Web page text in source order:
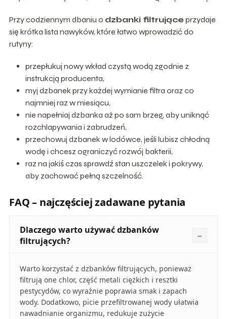
Przy codziennym dbaniu o dzbanki filtrujące przydaje
się krótka lista nawyków, które łatwo wprowadzić do
rutyny:
przepłukuj nowy wkład czystą wodą zgodnie z
instrukcją producenta,
myj dzbanek przy każdej wymianie filtra oraz co
najmniej raz w miesiącu,
nie napełniaj dzbanka aż po sam brzeg, aby uniknąć
rozchlapywania i zabrudzeń,
przechowuj dzbanek w lodówce, jeśli lubisz chłodną
wodę i chcesz ograniczyć rozwój bakterii,
raz na jakiś czas sprawdź stan uszczelek i pokrywy,
aby zachować pełną szczelność.
FAQ – najczęściej zadawane pytania
Dlaczego warto używać dzbanków
filtrujących?
Warto korzystać z dzbanków filtrujących, ponieważ
filtrują one chlor, część metali ciężkich i resztki
pestycydów, co wyraźnie poprawia smak i zapach
wody. Dodatkowo, picie przefiltrowanej wody ułatwia
nawadnianie organizmu, redukuje zużycie